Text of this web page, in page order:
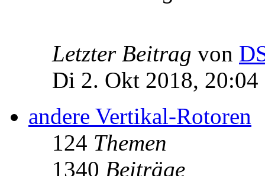
Letzter Beitrag von
Di 2. Okt 2018, 20:04
andere Vertikal-Rotoren
124 Themen
1340 Beiträge